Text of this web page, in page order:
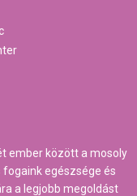
ember között a mosoly
egészsége és
a legjobb megoldást